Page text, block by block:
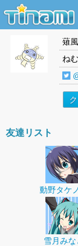
薙
ね
友達リスト
動野タケ
雪月みな